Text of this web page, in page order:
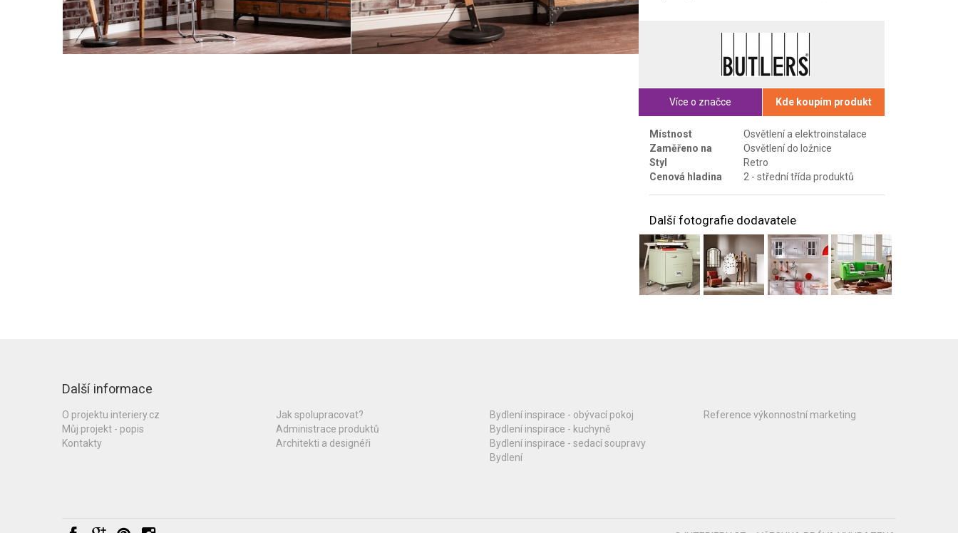
Více o značce Kde koupím produkt
Místnost
Osvětlení a elektroinstalace
Zaměřeno na
Osvětlení do ložnice
Styl
Retro
Cenová hladina
2 - střední třída produktů
Další fotografie dodavatele
Další informace
O projektu interiery.cz
Můj projekt - popis
Kontakty
Jak spolupracovat?
Administrace produktů
Architekti a designéři
Bydlení inspirace - obývací pokoj
Bydlení inspirace - kuchyně
Bydlení inspirace - sedací soupravy
Bydlení
Reference výkonnostní marketing